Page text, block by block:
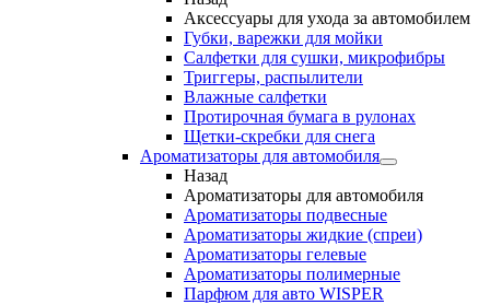
Аксессуары для ухода за автомобилем
Губки, варежки для мойки
Салфетки для сушки, микрофибры
Триггеры, распылители
Влажные салфетки
Протирочная бумага в рулонах
Щетки-скребки для снега
Ароматизаторы для автомобиля
Назад
Ароматизаторы для автомобиля
Ароматизаторы подвесные
Ароматизаторы жидкие (спреи)
Ароматизаторы гелевые
Ароматизаторы полимерные
Парфюм для авто WISPER